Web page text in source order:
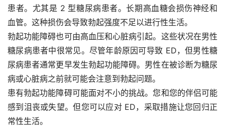
患者。尤其是 2 型糖尿病患者。长期高血糖会损伤神经和
血管。这种损伤会导致勃起强度不足以进行性生活。
勃起功能障碍也可由高血压和心脏病引起。这些状况在男性
糖尿病患者中很常见。尽管年龄原因可导致 ED，但男性糖
尿病患者通常更早发生勃起功能障碍。男性在被诊断为糖尿
病或心脏病之前就可能会注意到勃起问题。
患有勃起功能障碍可能面对不小的挑战。您和您的伴侣可能
感到沮丧或失望。但您可以应对 ED，采取措施让您回归正
常性生活。